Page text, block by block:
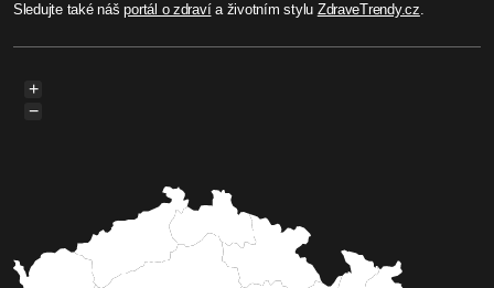
Sledujte také nášportál o zdravía životním stylu ZdraveTrendy.cz.
+
−